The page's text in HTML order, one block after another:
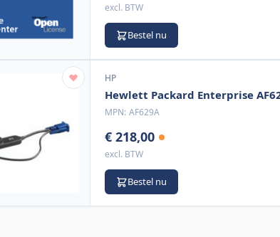
excl. BTW
Bestel nu
HP
Hewlett Packard Enterprise
MPN: AF629A
€ 218,00
excl. BTW
Bestel nu